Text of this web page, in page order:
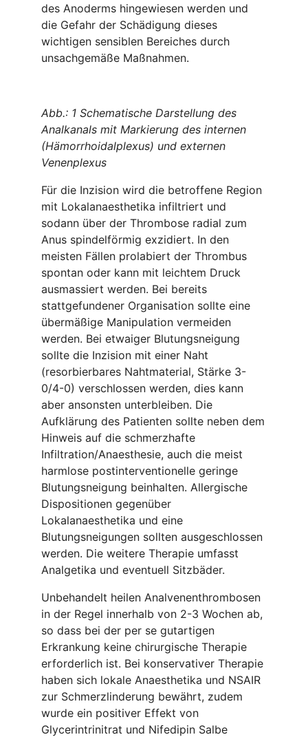
des Anoderms hingewiesen werden und
die Gefahr der Schädigung dieses
wichtigen sensiblen Bereiches durch
unsachgemäße Maßnahmen.
Abb.: 1 Schematische Darstellung des
Analkanals mit Markierung des internen
(Hämorrhoidalplexus) und externen
Venenplexus
Für die Inzision wird die betroffene Region
mit Lokalanaesthetika infiltriert und
sodann über der Thrombose radial zum
Anus spindelförmig exzidiert. In den
meisten Fällen prolabiert der Thrombus
spontan oder kann mit leichtem Druck
ausmassiert werden. Bei bereits
stattgefundener Organisation sollte eine
übermäßige Manipulation vermeiden
werden. Bei etwaiger Blutungsneigung
sollte die Inzision mit einer Naht
(resorbierbares Nahtmaterial, Stärke 3-
0/4-0) verschlossen werden, dies kann
aber ansonsten unterbleiben. Die
Aufklärung des Patienten sollte neben dem
Hinweis auf die schmerzhafte
Infiltration/Anaesthesie, auch die meist
harmlose postinterventionelle geringe
Blutungsneigung beinhalten. Allergische
Dispositionen gegenüber
Lokalanaesthetika und eine
Blutungsneigungen sollten ausgeschlossen
werden. Die weitere Therapie umfasst
Analgetika und eventuell Sitzbäder.
Unbehandelt heilen Analvenenthrombosen
in der Regel innerhalb von 2-3 Wochen ab,
so dass bei der per se gutartigen
Erkrankung keine chirurgische Therapie
erforderlich ist. Bei konservativer Therapie
haben sich lokale Anaesthetika und NSAIR
zur Schmerzlinderung bewährt, zudem
wurde ein positiver Effekt von
Glycerintrinitrat und Nifedipin Salbe